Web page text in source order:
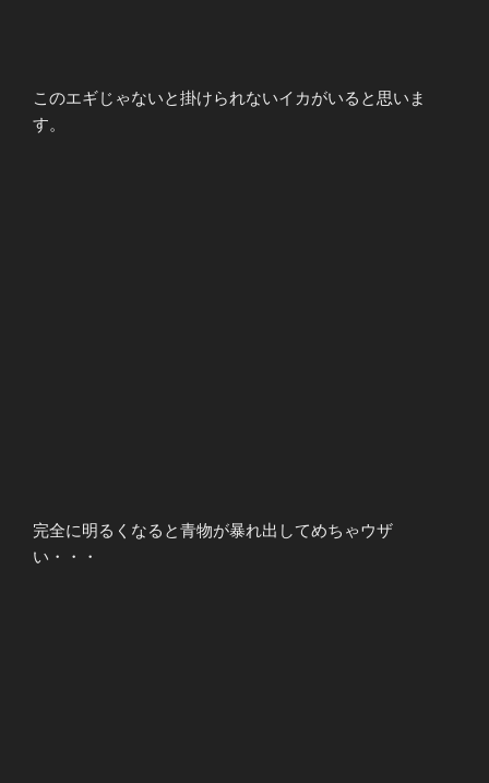
このエギじゃないと掛けられないイカがいると思いま
す。
完全に明るくなると青物が暴れ出してめちゃウザ
い・・・